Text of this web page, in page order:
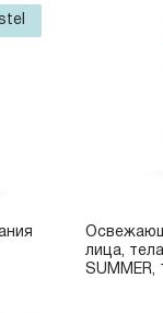
лица,
SUMMER,